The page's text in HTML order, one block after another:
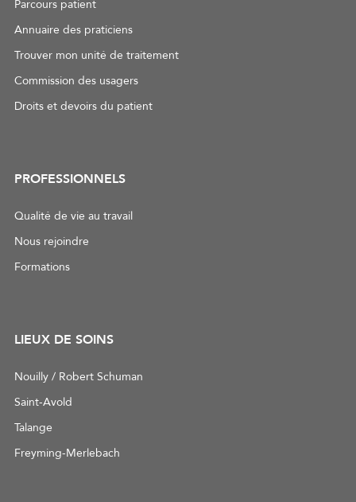
Parcours patient
Annuaire des praticiens
Trouver mon unité de traitement
Commission des usagers
Droits et devoirs du patient
PROFESSIONNELS
Qualité de vie au travail
Nous rejoindre
Formations
LIEUX DE SOINS
Nouilly / Robert Schuman
Saint-Avold
Talange
Freyming-Merlebach